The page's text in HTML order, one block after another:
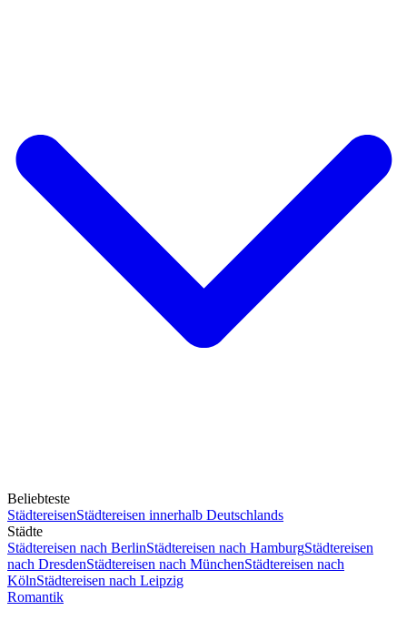
Beliebteste
StädtereisenStädtereisen innerhalb Deutschlands
Städte
Städtereisen nach BerlinStädtereisen nach HamburgStädtereisen
nach DresdenStädtereisen nach MünchenStädtereisen nach
KölnStädtereisen nach Leipzig
Romantik